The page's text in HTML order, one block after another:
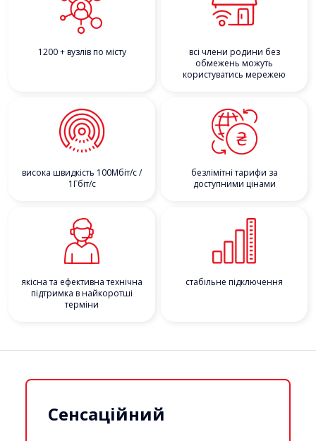
1200 + вузлів по місту
всі члени родини без
обмежень можуть
користуватись мережею
висока швидкість 100Мбіт/с /
1Гбіт/с
безлімітні тарифи за
доступними цінами
якісна та ефективна технічна
підтримка в найкоротші
терміни
стабільне підключення
Сенсаційний